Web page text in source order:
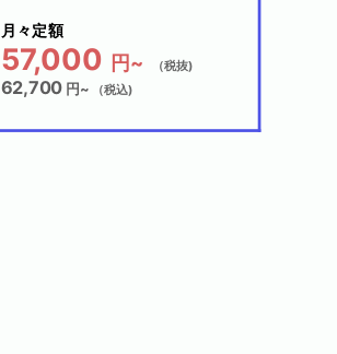
月々定額
57,000 円~ （税抜)
62,700 円~ （税込)